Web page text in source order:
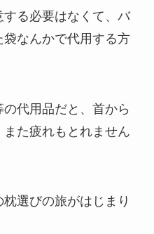
る必要はなくて、バ
なんかで代用する方
代用品だと、首から
た疲れもとれません
選びの旅がはじまり